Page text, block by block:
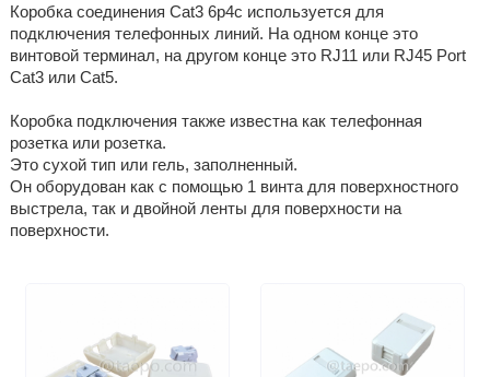
Соединительный Шкаф
Коробка соединения Cat3 6p4c используется для
подключения телефонных линий. На одном конце это
винтовой терминал, на другом конце это RJ11 или RJ45 Port
Cat3 или Cat5.
Коробка подключения также известна как телефонная
розетка или розетка.
Это сухой тип или гель, заполненный.
Он оборудован как с помощью 1 винта для поверхностного
выстрела, так и двойной ленты для поверхности на
поверхности.